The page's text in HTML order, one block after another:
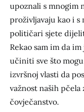
upoznali s mnogim
proživljavaju kao i s
političari sjete
Rekao sam im da
učiniti sve što
izvršnoj vlasti da
važnost naših
čovječanstvo.